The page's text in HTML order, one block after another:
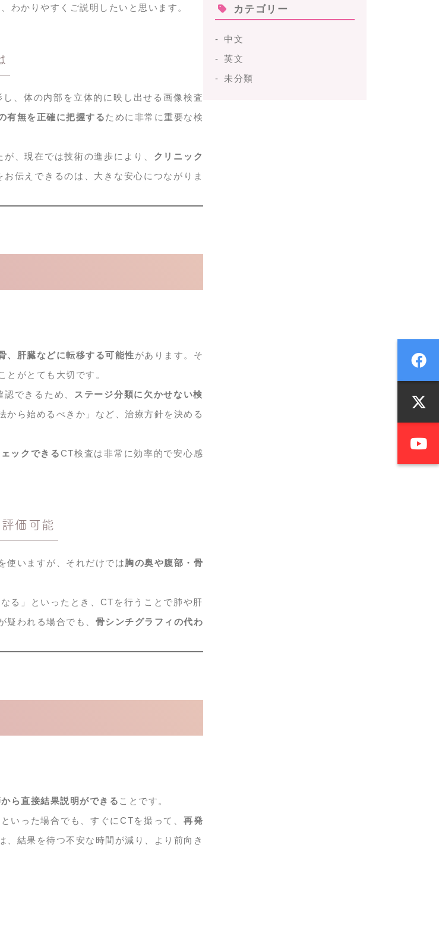
わかりやすくご説明したいと思います。
、体の内部を立体的に映し出せる画像検査
有無を正確に把握するために非常に重要な検
、現在では技術の進歩により、 クリニック
伝えできるのは、大きな安心につながりま
、肝臓などに転移する可能性があります。そ
がとても大切です。
できるため、
ステージ分類に欠かせない検
から始めるべきか」など、治療方針を決める
ックできるCT検査は非常に効率的で安心感
価可能
使いますが、それだけでは胸の奥や腹部・骨
る」といったとき、CTを行うことで肺や肝
われる場合でも、 骨シンチグラフィの代わ
ら直接結果説明ができる ことです。
いった場合でも、すぐにCTを撮って、 再発
、結果を待つ不安な時間が減り、より前向き
カテゴリー
中文
英文
未分類